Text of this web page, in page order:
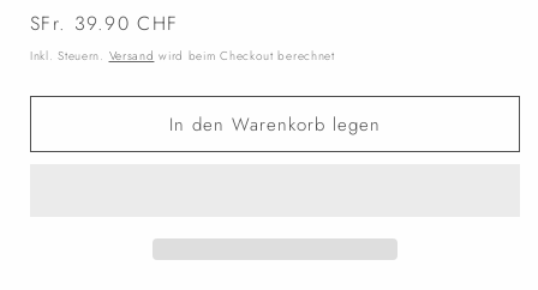
Normaler
Preis
SFr. 39.90 CHF
Inkl. Steuern. Versand wird beim Checkout berechnet
In den Warenkorb legen